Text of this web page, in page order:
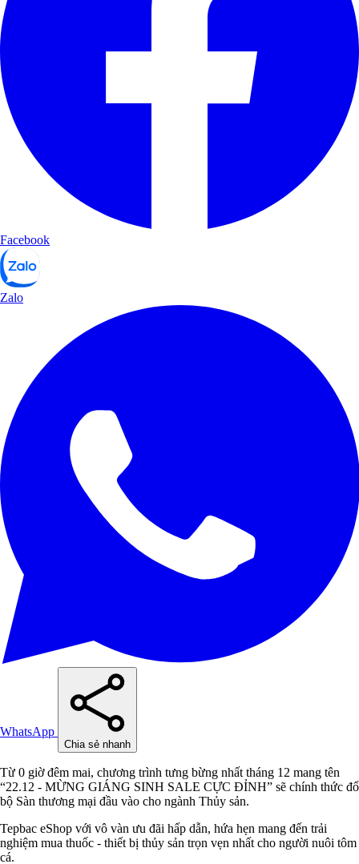
Facebook
Zalo
WhatsApp
Chia sẻ nhanh
Từ 0 giờ đêm mai, chương trình tưng bừng nhất tháng 12 mang tên
“22.12 - MỪNG GIÁNG SINH SALE CỰC ĐỈNH” sẽ chính thức đổ
bộ Sàn thương mại đầu vào cho ngành Thủy sản.
Tepbac eShop với vô vàn ưu đãi hấp dẫn, hứa hẹn mang đến trải
nghiệm mua thuốc - thiết bị thủy sản trọn vẹn nhất cho người nuôi tôm
cá.